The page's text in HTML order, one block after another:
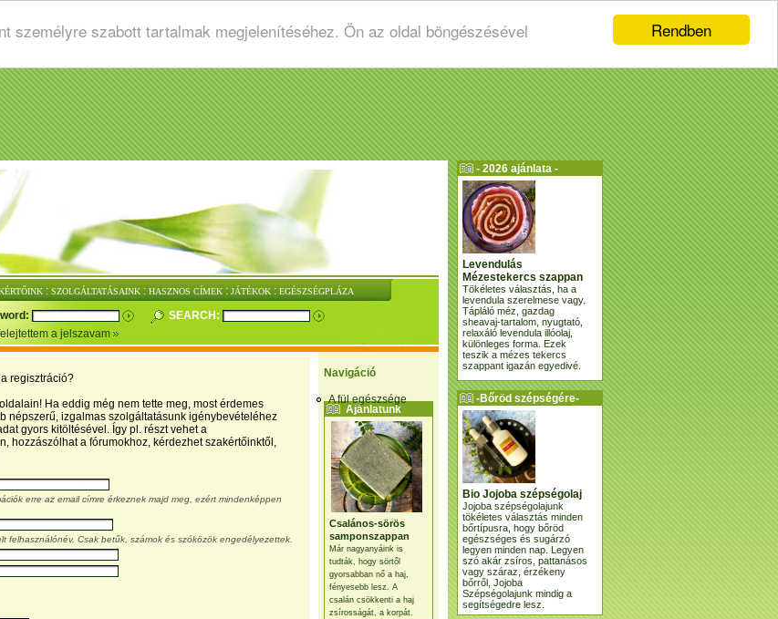
Rendben
személyre szabott tartalmak megjelenítéséhez. Ön az oldal böngészésével
: SZOLGÁLTATÁSAINK : HASZNOS CÍMEK : JÁTÉKOK : EGÉSZSÉGPLÁZA
SEARCH:
a jelszavam
Navigáció
A fül egészsége
Ajánlatunk
Csalános-sörös
samponszappan
Már nagyanyáink is
tudták, hogy sörtől
gyorsabban nő a haj,
fényesebb lesz. A
csalán csökkenti a haj
zsírosságát, a korpát.
regisztráció?
Ha eddig még nem tette meg, most érdemes
népszerű, izgalmas szolgáltatásunk igénybevételéhez
gyors kitöltésével. Így pl. részt vehet a
hozzászólhat a fórumokhoz, kérdezhet szakértőinktől,
erre az email címre érkeznek majd meg, ezért mindenképpen
felhasználónév. Csak betűk, számok és szóközök engedélyezettek.
- 2026 ajánlata -
Levendulás
Mézestekercs szappan
Tökéletes választás, ha a
levendula szerelmese vagy.
Tápláló méz, gazdag
sheavaj-tartalom, nyugtató,
relaxáló levendula illóolaj,
különleges forma. Ezek
teszik a mézes tekercs
szappant igazán egyedivé.
-Bőröd szépségére-
Bio Jojoba szépségolaj
Jojoba szépségolajunk
tökéletes választás minden
bőrtípusra, hogy bőröd
egészséges és sugárzó
legyen minden nap. Legyen
szó akár zsíros, pattanásos
vagy száraz, érzékeny
bőrről, Jojoba
Szépségolajunk mindig a
segítségedre lesz.